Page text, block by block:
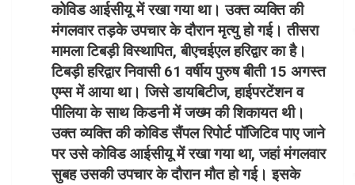
कोविड आईसीयू में रखा गया था। उक्त व्यक्ति की
मंगलवार तड़के उपचार के दौरान मृत्यु हो गई। तीसरा
मामला टिबड़ी विस्थापित, बीएचईएल हरिद्वार का है।
टिबड़ी हरिद्वार निवासी 61 वर्षीय पुरुष बीती 15 अगस्त
एम्स में आया था। जिसे डायबिटीज, हाईपरटेंशन व
पीलिया के साथ किडनी में जख्म की शिकायत थी।
उक्त व्य​क्ति की कोविड सैंपल रिपोर्ट पॉजिटिव पाए जाने
पर उसे कोविड आईसीयू में रखा गया था, जहां मंगलवार
सुबह उसकी उपचार के दौरान मौत हो गई। इसके